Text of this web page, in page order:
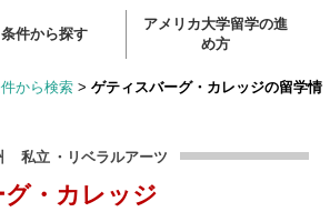
条件から探す
アメリカ大学留学の進
め方
から検索 > ゲティスバーグ・カレッジの留学情
私立 ・リベラルアーツ
・カレッジ